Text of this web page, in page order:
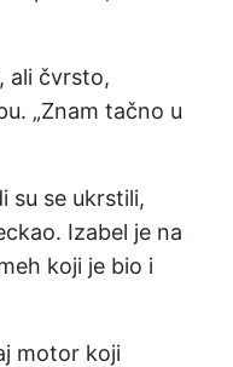
ali čvrsto,
„Znam tačno u
su se ukrstili,
Izabel je na
koji je bio i
motor koji